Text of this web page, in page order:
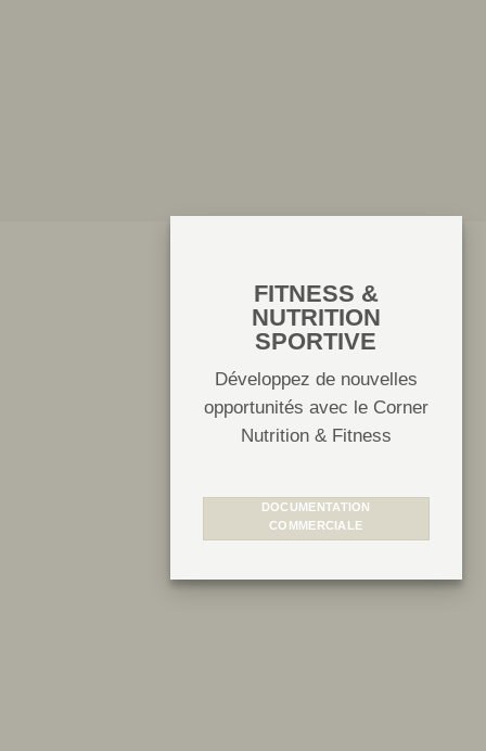
FITNESS &
NUTRITION
SPORTIVE
Développez de nouvelles
opportunités avec le Corner
Nutrition & Fitness
DOCUMENTATION
COMMERCIALE